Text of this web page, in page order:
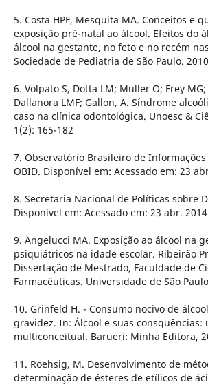
5. Costa HPF, Mesquita MA. Conceitos e
exposição pré-natal ao álcool. Efeitos do
álcool na gestante, no feto e no recém
Sociedade de Pediatria de São Paulo. 2010
6. Volpato S, Dotta LM; Muller O; Frey
Dallanora LMF; Gallon, A. Síndrome
caso na clínica odontológica. Unoesc &
1(2): 165-182
7. Observatório Brasileiro de Informações
OBID. Disponível em: Acessado em: 23
8. Secretaria Nacional de Políticas sobre
Disponível em: Acessado em: 23 abr.
9. Angelucci MA. Exposição ao álcool na
psiquiátricos na idade escolar. Ribeirão
Dissertação de Mestrado, Faculdade de
Farmacêuticas. Universidade de São
10. Grinfeld H. - Consumo nocivo de
gravidez. In: Álcool e suas consquências:
multiconceitual. Barueri: Minha Editora,
11. Roehsig, M. Desenvolvimento de
determinação de ésteres de etílicos de